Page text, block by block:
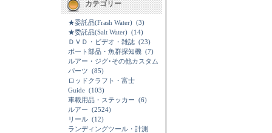
カテゴリー
★委託品(Frash Water) (3)
★委託品(Salt Water) (14)
ＤＶＤ・ビデオ・雑誌 (23)
ボート部品・魚群探知機 (7)
ルアー・ジグ･その他カスタム
パーツ (85)
ロッドクラフト・富士
Guide (103)
車載用品・ステッカー (6)
ルアー (2524)
リール (12)
ランディングツール・計測